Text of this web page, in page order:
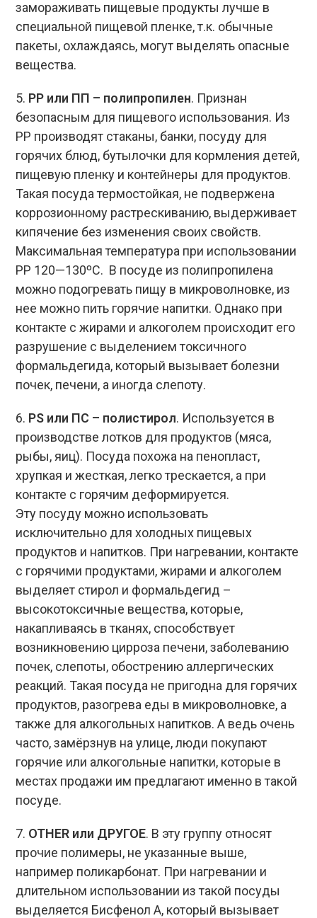
замораживать пищевые продукты лучше в
специальной пищевой пленке, т.к. обычные
пакеты, охлаждаясь, могут выделять опасные
вещества.
5. PP или ПП – полипропилен. Признан
безопасным для пищевого использования. Из
PP производят стаканы, банки, посуду для
горячих блюд, бутылочки для кормления детей,
пищевую пленку и контейнеры для продуктов.
Такая посуда термостойкая, не подвержена
коррозионному растрескиванию, выдерживает
кипячение без изменения своих свойств.
Максимальная температура при использовании
РР 120—130ºС. В посуде из полипропилена
можно подогревать пищу в микроволновке, из
нее можно пить горячие напитки. Однако при
контакте с жирами и алкоголем происходит его
разрушение с выделением токсичного
формальдегида, который вызывает болезни
почек, печени, а иногда слепоту.
6. PS или ПС – полистирол. Используется в
производстве лотков для продуктов (мяса,
рыбы, яиц). Посуда похожа на пенопласт,
хрупкая и жесткая, легко трескается, а при
контакте с горячим деформируется.
Эту посуду можно использовать
исключительно для холодных пищевых
продуктов и напитков. При нагревании, контакте
с горячими продуктами, жирами и алкоголем
выделяет стирол и формальдегид –
высокотоксичные вещества, которые,
накапливаясь в тканях, способствует
возникновению цирроза печени, заболеванию
почек, слепоты, обострению аллергических
реакций. Такая посуда не пригодна для горячих
продуктов, разогрева еды в микроволновке, а
также для алкогольных напитков. А ведь очень
часто, замёрзнув на улице, люди покупают
горячие или алкогольные напитки, которые в
местах продажи им предлагают именно в такой
посуде.
7. OTHER или ДРУГОЕ. В эту группу относят
прочие полимеры, не указанные выше,
например поликарбонат. При нагревании и
длительном использовании из такой посуды
выделяется Бисфенол А, который вызывает